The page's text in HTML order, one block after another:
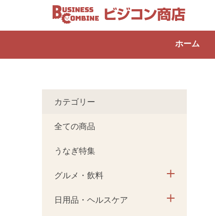
ホーム
カテゴリー
全ての商品
うなぎ特集
グルメ・飲料
日用品・ヘルスケア